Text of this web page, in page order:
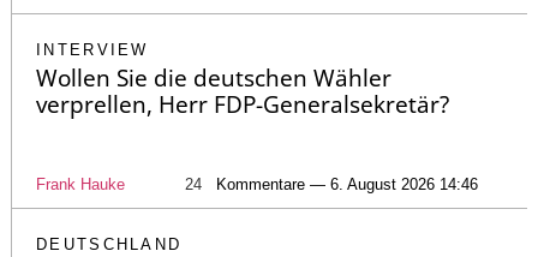
INTERVIEW
Wollen Sie die deutschen Wähler
verprellen, Herr FDP-Generalsekretär?
Frank Hauke 24 Kommentare — 6. August 2026 14:46
DEUTSCHLAND